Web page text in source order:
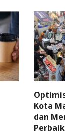
Kota
dan